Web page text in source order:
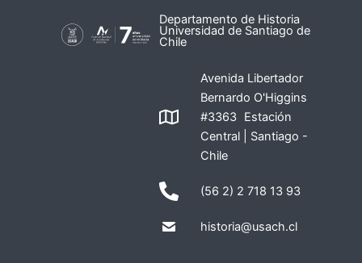
Departamento de Historia
Universidad de Santiago de
Chile
Avenida Libertador
Bernardo O'Higgins
#3363 Estación
Central | Santiago -
Chile
(56 2) 2 718 13 93
historia@usach.cl